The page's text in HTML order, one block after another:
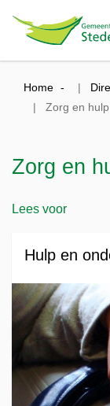
Home
Zorg en hulp
Zorg en
Lees voor
Hulp en